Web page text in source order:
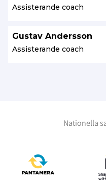
Assisterande coach
Gustav Andersson
Assisterande coach
Nationella